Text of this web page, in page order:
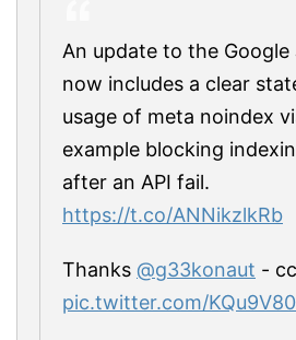
An update to the Google
now includes a clear
usage of meta noindex
example blocking
after an API fail.
https://t.co/ANNikzlkRb
Thanks @g33konaut - cc
pic.twitter.com/